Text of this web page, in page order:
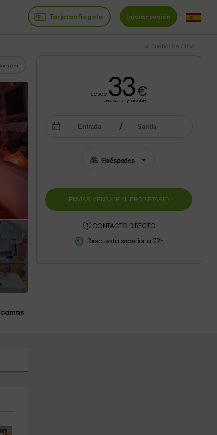
Tarjetas Regalo Iniciar sesión
Los Sueños de Crisol
desde 33€
persona y noche
CONTACTO DIRECTO
Respuesta superior a 72h
camas